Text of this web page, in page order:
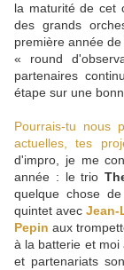
la maturité de cet
des grands
première année
« round
partenaires
étape sur une
Pourrais-tu nous
actuelles, tes
d'impro, je me
année : le trio
quelque chose
quintet avecJean-
Pepin aux
à la batterie et moi
et partenariats